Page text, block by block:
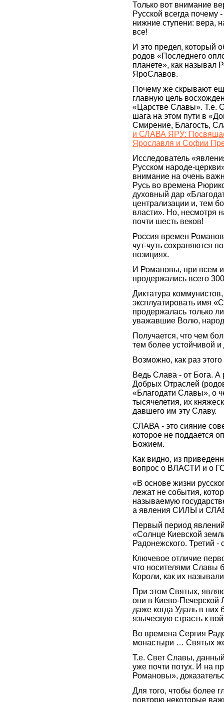
Только вот внимание
Русской всегда почему
нижние ступени: вера,
все!
И это предел, который
родов «Последнего
планете», как называл
ЯроСлавов.
Почему же скрывают
главную цель
«Царстве Славы». Т.е.
шага на этом пути в
Смирение, Благость,
и СЛАВА ЯРУ:
Ярославля и Софии
Исследователь
Русском народе-
внимание на очень
Русь во времена
духовный дар
централизации и, тем
власти». Но, несмотря
почти шесть веков!
Россия времен
чут-чуть сохраняются
позициях.
И Романовы, при всем
продержались всего
Диктатура
эксплуатировать имя
продержалась только
уважавшие Волю,
Получается, что чем
тем более устойчивой
Возможно, как раз
Ведь Слава - от Бога. А
Добрых Отраслей
«Благодати Славы», о
тысячелетия, их
давшего им эту Славу.
СЛАВА - это сияние
которое не поддается
Божием.
Как видно, из
вопрос о ВЛАСТИ и о
«В основе жизни
лежат не события,
называемую
а явления СИЛЫ и
Первый период
«Солнце Киевской
Радонежского. Третий
Ключевое отличие
что носителями Славы
Короли, как их
При этом Святых,
они в Киево-
даже когда Удаль в них
языческую страсть к
Во времена Сергия
монастыри … Святых
Т.е. Свет Славы,
уже почти потух. И на
Романовы»,
Для того, чтобы более
повторю некоторые